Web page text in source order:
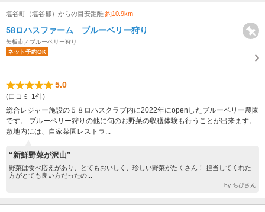
塩谷町（塩谷郡）からの目安距離 約10.9km
58ロハスファーム ブルーベリー狩り
矢板市／ブルーベリー狩り
ネット予約OK
5.0
(口コミ 1件)
総合レジャー施設の５８ロハスクラブ内に2022年にopenしたブルーベリー農園
です。 ブルーベリー狩りの他に旬のお野菜の収穫体験も行うことが出来ます。
敷地内には、自家菜園レストラ...
“新鮮野菜が沢山”
野菜は食べ応えがあり、とてもおいしく、珍しい野菜がたくさん！ 担当してくれた
方がとても良い方だったの...
by ちびさん